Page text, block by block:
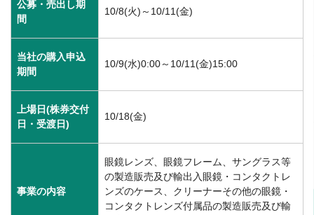
公募・売出し期
間
10/8(火)～10/11(金)
当社の購入申込
期間
10/9(水)0:00～10/11(金)15:00
上場日(株券交付
日・受渡日)
10/18(金)
事業の内容
眼鏡レンズ、眼鏡フレーム、サングラス等
の製造販売及び輸出入眼鏡・コンタクトレ
ンズのケース、クリーナーその他の眼鏡・
コンタクトレンズ付属品の製造販売及び輸